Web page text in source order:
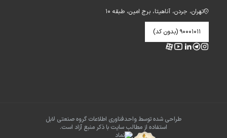
تهران، جردن، آناهیتا، برج امین، طبقه ۱۰
۹۰۰۰۱۰۱۱ (بدون کد)
طراحی شده توسط واحدفناوری اطلاعات گروه صنعتی لابل
استفاده از مطالب سایت با ذکر منبع آزاد است.